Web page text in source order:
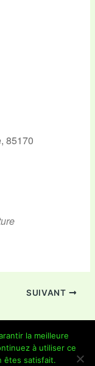
85170
SUIVANT
parThème WordPress
la meilleure
à utiliser ce
êtes satisfait.